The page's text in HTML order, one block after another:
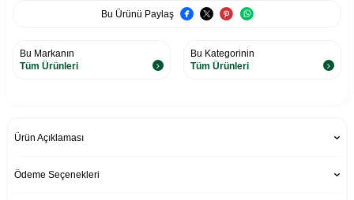
Bu Ürünü Paylaş
Bu Markanın
Tüm Ürünleri
Bu Kategorinin
Tüm Ürünleri
Ürün Açıklaması
Ödeme Seçenekleri